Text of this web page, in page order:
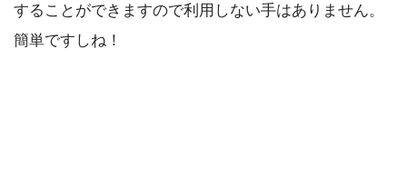
することができますので利用しない手はありません。
簡単ですしね！